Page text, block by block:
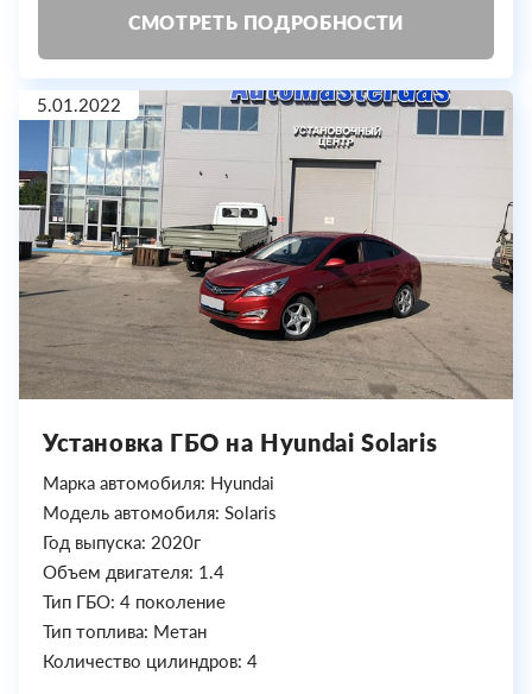
СМОТРЕТЬ ПОДРОБНОСТИ
5.01.2022
Установка ГБО на Hyundai Solaris
Марка автомобиля: Hyundai
Модель автомобиля: Solaris
Год выпуска: 2020г
Объем двигателя: 1.4
Тип ГБО: 4 поколение
Тип топлива: Метан
Количество цилиндров: 4